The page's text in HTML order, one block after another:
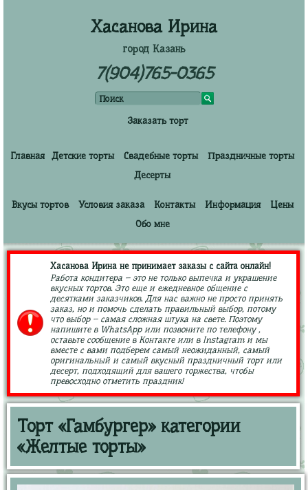
Хасанова Ирина
город Казань
7(904)765-0365
Заказать торт
Главная Детские торты Свадебные торты
Праздничные торты
Десерты
Вкусы тортов Условия заказа Контакты Информация
Цены
Обо мне
Хасанова Ирина не принимает заказы с сайта онлайн!
Работа кондитера – это не только выпечка и украшение
вкусных тортов. Это еще и ежедневное общение с
десятками заказчиков. Для нас важно не просто принять
заказ, но и помочь сделать правильный выбор, потому
что выбор – самая сложная штука на свете. Поэтому
напишите в WhatsApp или позвоните по телефону ,
оставьте сообщение в Контакте или в Instagram и мы
вместе с вами подберем самый неожиданный, самый
оригинальный и самый вкусный праздничный торт или
десерт, подходящий для вашего торжества, чтобы
превосходно отметить праздник!
Торт «Гамбургер» категории
«Желтые торты»